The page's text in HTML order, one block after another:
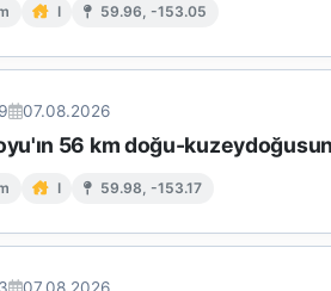
I 59.96, -153.05
07.08.2026
56 km doğu-
I 59.98, -153.17